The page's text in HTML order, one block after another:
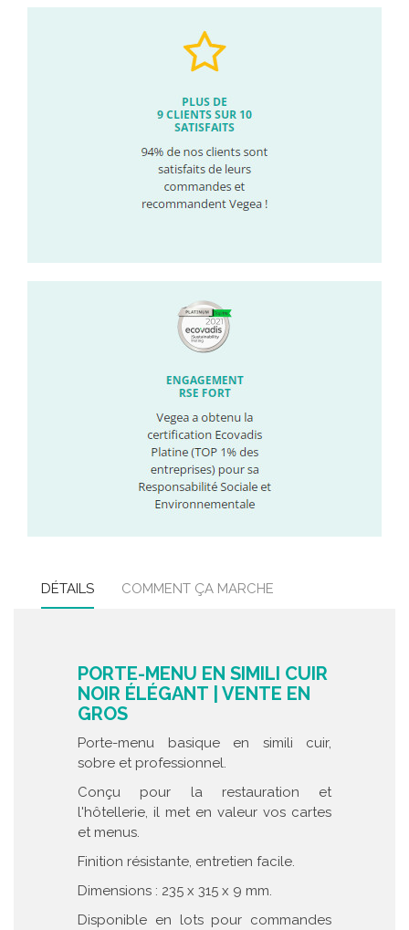
DÉTAILS COMMENT ÇA MARCHE
PORTE-MENU EN SIMILI CUIR
NOIR ÉLÉGANT | VENTE EN
GROS
Porte-menu basique en simili cuir,
sobre et professionnel.
Conçu pour la restauration et
l'hôtellerie, il met en valeur vos cartes
et menus.
Finition résistante, entretien facile.
Dimensions : 235 x 315 x 9 mm.
Disponible en lots pour commandes